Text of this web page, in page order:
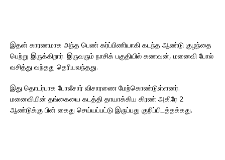
இதன் காரணமாக அந்த பெண் கர்ப்பிணியாகி கடந்த ஆண்டு குழந்தை
பெற்று இருக்கிறார். இருவரும் நாசிக் பகுதியில் கணவன், மனைவி போல்
வசித்து வந்தது தெரியவந்தது.
இது தொடர்பாக போலீசார் விசாரணை மேற்கொண்டுள்ளனர்.
மனைவியின் தங்கையை கடத்தி தாயாக்கிய கிரண் அகிரே 2
ஆண்டுக்கு பின் கைது செய்யப்பட்டு இருப்பது குறிப்பிடத்தக்கது.